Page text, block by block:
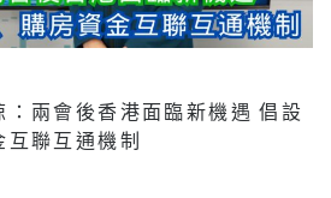
：兩會後香港面臨新機遇 倡設
互聯互通機制